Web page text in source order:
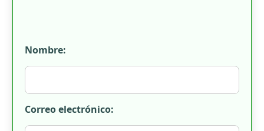
Nombre:
Correo electrónico: